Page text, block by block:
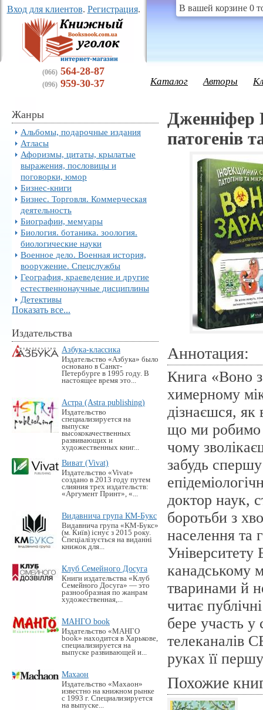
Вход для клиентов. Регистрация.
(066) 564-28-87
(096) 959-30-37
В вашей корзине 0
Каталог Авторы
Жанры
Альбомы, подарочные издания
Атласы
Афоризмы, цитаты, крылатые
выражения, пословицы и
поговорки, юмор
Бизнес-книги
Бизнес. Торговля. Коммерческая
деятельность
Биографии, мемуары
Биология. ботаника. зоология.
биологические науки
Военное дело. Военная история,
вооружение. Спецслужбы
География, краеведение и другие
естественнонаучные дисциплины
Детективы
Показать все...
Издательства
Азбука-классика
Издательство «Азбука» было
основано в Санкт-
Петербурге в 1995 году. В
настоящее время это...
Астра (Astra publishing)
Издательство
специализируется на
выпуске
высококачественных
развивающих и
художественных книг...
Виват (Vivat)
Издательство «Vivat»
создано в 2013 году путем
слияния трех издательств:
«Аргумент Принт», «...
Видавнича група КМ-Букс
Видавнича група «KM-Букс»
(м. Київ) існує з 2015 року.
Спеціалізується на виданні
книжок для...
Клуб Семейного Досуга
Книги издательства «Клуб
Семейного Досуга» — это
разнообразная по жанрам
художественная,...
МАНГО book
Издательство «MАНГО
book» находится в Харькове,
специализируется на
выпуске развивающей и...
Махаон
Издательство «Махаон»
известно на книжном рынке
с 1993 г. Специализируется
на выпуске...
Дженніфер
патогенів
Аннотация:
Книга «Воно
химерному
дізнаєшся,
що ми робимо
чому
забудь
доктор наук,
боротьби з
населення та
Університету
канадському
тваринами й
читає
бере участь у
телеканалів
руках її
Похожие